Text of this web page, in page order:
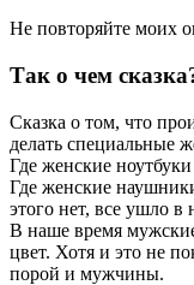
Не повторяйте моих
Так о чем
Сказка о том, что
делать специальные
Где женские
Где женские
этого нет, все ушло в
В наше время
цвет. Хотя и это не
порой и мужчины.